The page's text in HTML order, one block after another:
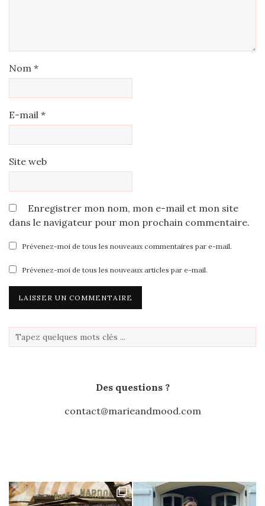
Nom *
E-mail *
Site web
Enregistrer mon nom, mon e-mail et mon site
dans le navigateur pour mon prochain commentaire.
Prévenez-moi de tous les nouveaux commentaires par e-mail.
Prévenez-moi de tous les nouveaux articles par e-mail.
Des questions ?
contact@marieandmood.com